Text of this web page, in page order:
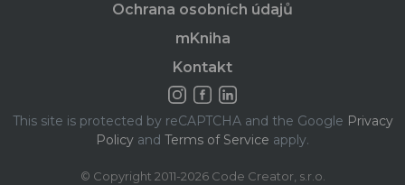
Ochrana osobních údajů
mKniha
Kontakt
This site is protected by reCAPTCHA and the Google Privacy
Policy and Terms of Service apply.
© Copyright 2011-2026 Code Creator, s.r.o.